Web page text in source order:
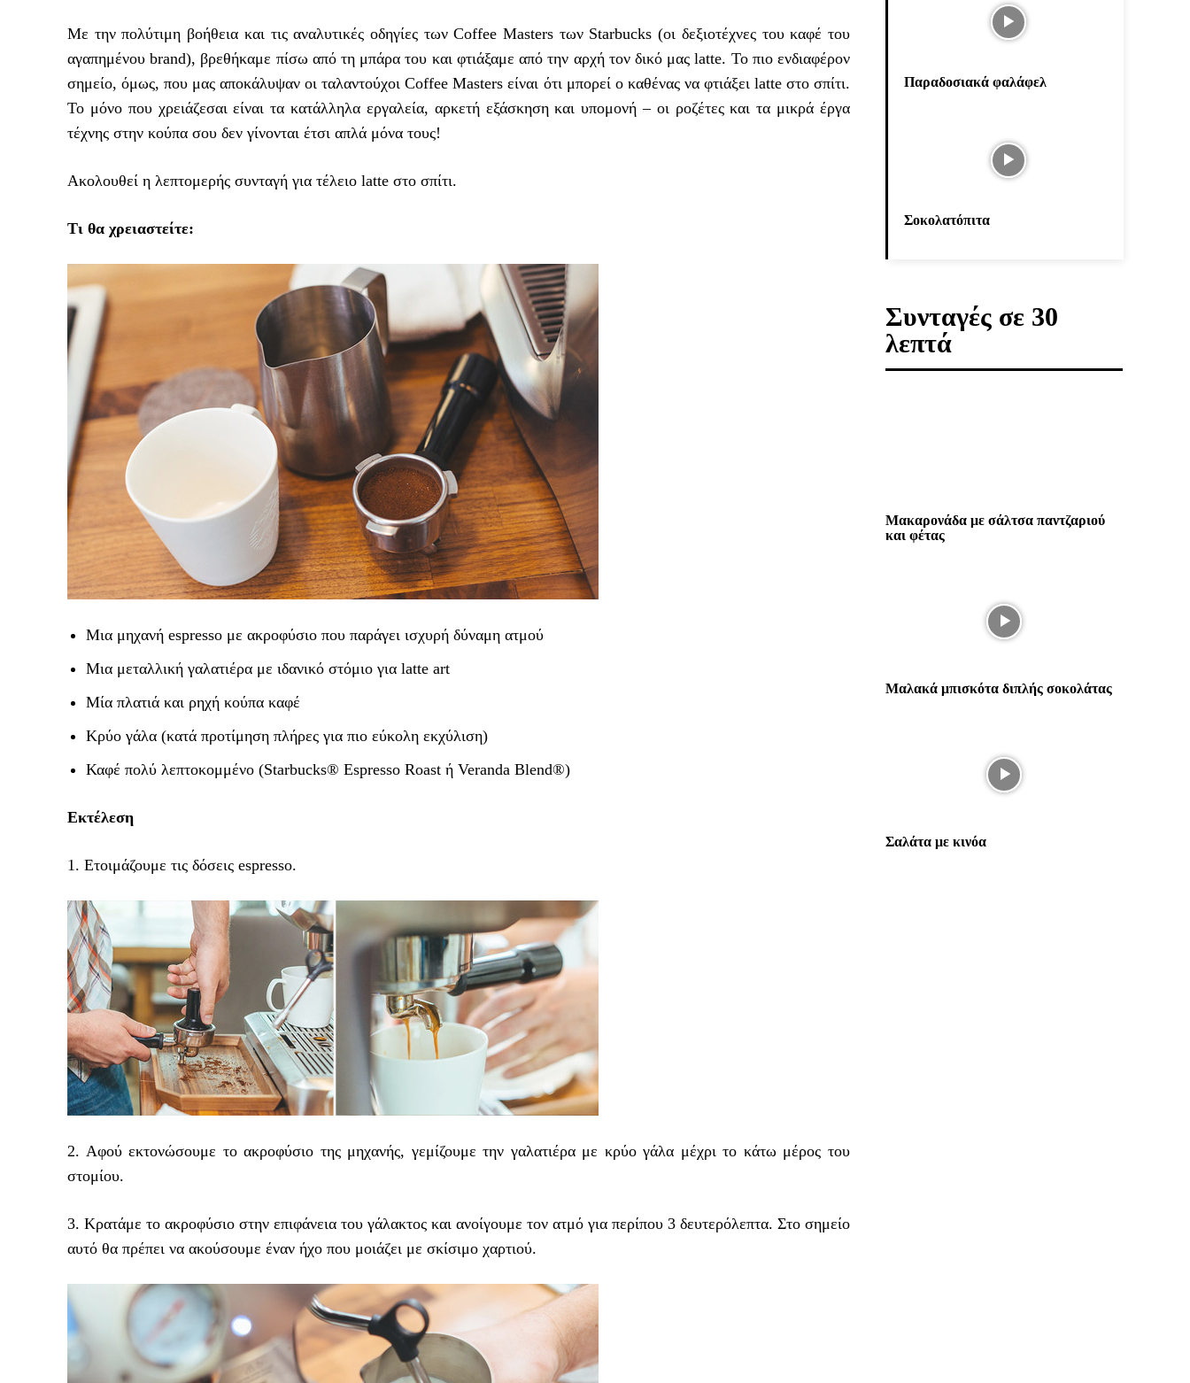
Με την πολύτιμη βοήθεια και τις αναλυτικές οδηγίες των Coffee Masters των Starbucks (οι δεξιοτέχνες του καφέ του
αγαπημένου brand), βρεθήκαμε πίσω από τη μπάρα του και φτιάξαμε από την αρχή τον δικό μας latte. Το πιο ενδιαφέρον
σημείο, όμως, που μας αποκάλυψαν οι ταλαντούχοι Coffee Masters είναι ότι μπορεί ο καθένας να φτιάξει latte στο σπίτι.
Το μόνο που χρειάζεσαι είναι τα κατάλληλα εργαλεία, αρκετή εξάσκηση και υπομονή – οι ροζέτες και τα μικρά έργα
τέχνης στην κούπα σου δεν γίνονται έτσι απλά μόνα τους!
Ακολουθεί η λεπτομερής συνταγή για τέλειο latte στο σπίτι.
Τι θα χρειαστείτε:
Μια μηχανή espresso με ακροφύσιο που παράγει ισχυρή δύναμη ατμού
Μια μεταλλική γαλατιέρα με ιδανικό στόμιο για latte art
Μία πλατιά και ρηχή κούπα καφέ
Κρύο γάλα (κατά προτίμηση πλήρες για πιο εύκολη εκχύλιση)
Καφέ πολύ λεπτοκομμένο (Starbucks® Espresso Roast ή Veranda Blend®)
Εκτέλεση
1. Ετοιμάζουμε τις δόσεις espresso.
2. Αφού εκτονώσουμε το ακροφύσιο της μηχανής, γεμίζουμε την γαλατιέρα με κρύο γάλα μέχρι το κάτω μέρος του
στομίου.
3. Κρατάμε το ακροφύσιο στην επιφάνεια του γάλακτος και ανοίγουμε τον ατμό για περίπου 3 δευτερόλεπτα. Στο σημείο
αυτό θα πρέπει να ακούσουμε έναν ήχο που μοιάζει με σκίσιμο χαρτιού.
Παραδοσιακά φαλάφελ
Σοκολατόπιτα
Συνταγές σε 30
λεπτά
Μακαρονάδα με σάλτσα παντζαριού
και φέτας
Μαλακά μπισκότα διπλής σοκολάτας
Σαλάτα με κινόα